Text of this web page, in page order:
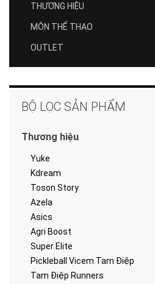
THƯƠNG HIỆU
MÔN THỂ THAO
OUTLET
BỘ LỌC SẢN PHẨM
Thương hiệu
Yuke
Kdream
Toson Story
Azela
Asics
Agri Boost
Super Elite
Pickleball Vicem Tam Điệp
Tam Điệp Runners